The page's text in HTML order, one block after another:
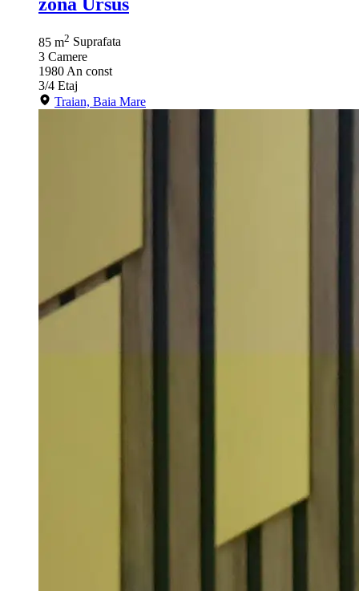
zona Ursus
85 m2 Suprafata
3 Camere
1980 An const
3/4 Etaj
Traian, Baia Mare